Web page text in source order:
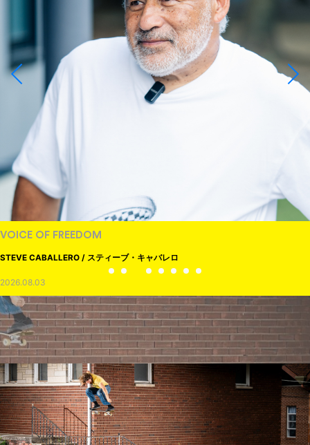
VOICE OF FREEDOM
STEVE CABALLERO / スティーブ・キャバレロ
2026.08.03